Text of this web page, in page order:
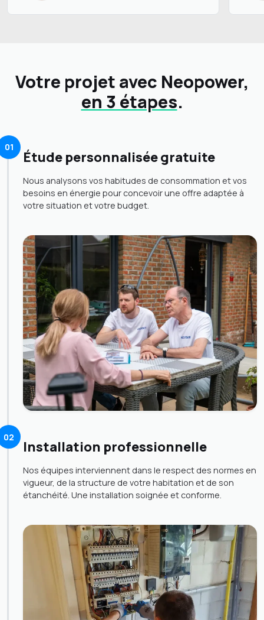
Votre projet avec Neopower,
en 3 étapes.
01
Étude personnalisée gratuite
Nous analysons vos habitudes de consommation et vos
besoins en énergie pour concevoir une offre adaptée à
votre situation et votre budget.
02
Installation professionnelle
Nos équipes interviennent dans le respect des normes en
vigueur, de la structure de votre habitation et de son
étanchéité. Une installation soignée et conforme.